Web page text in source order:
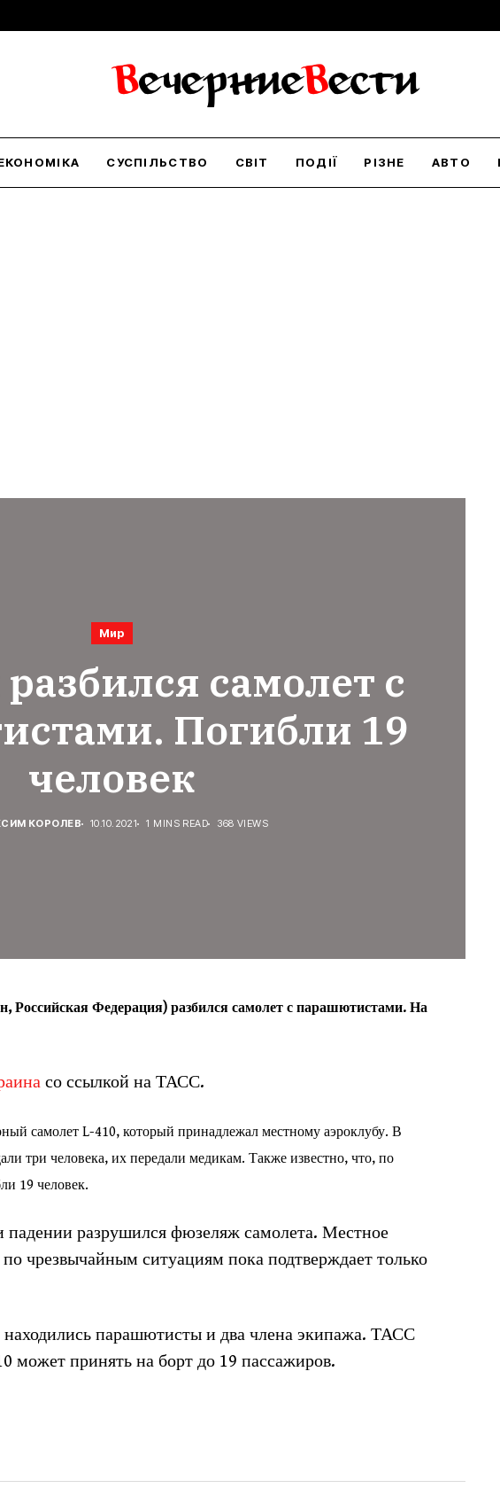
СУСПІЛЬСТВО СВІТ ПОДІЇ РІЗНЕ АВТО
Мир
самолет с
Погибли 19
человек
КОРОЛЕВ 10.10.2021 1 MINS READ 368 VIEWS
Российская Федерация) разбился самолет с парашютистами. На
со ссылкой на ТАСС.
самолет L-410, который принадлежал местному аэроклубу. В
три человека, их передали медикам. Также известно, что, по
19 человек.
падении разрушился фюзеляж самолета. Местное
чрезвычайным ситуациям пока подтверждает только
парашютисты и два члена экипажа. ТАСС
может принять на борт до 19 пассажиров.